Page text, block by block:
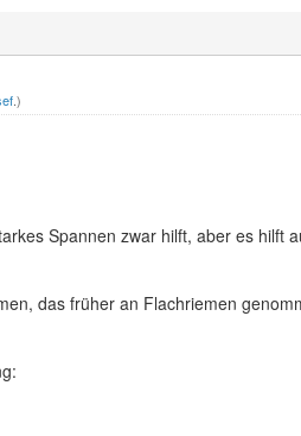
.)
Spannen zwar hilft, aber es hilft
das früher an Flachriemen